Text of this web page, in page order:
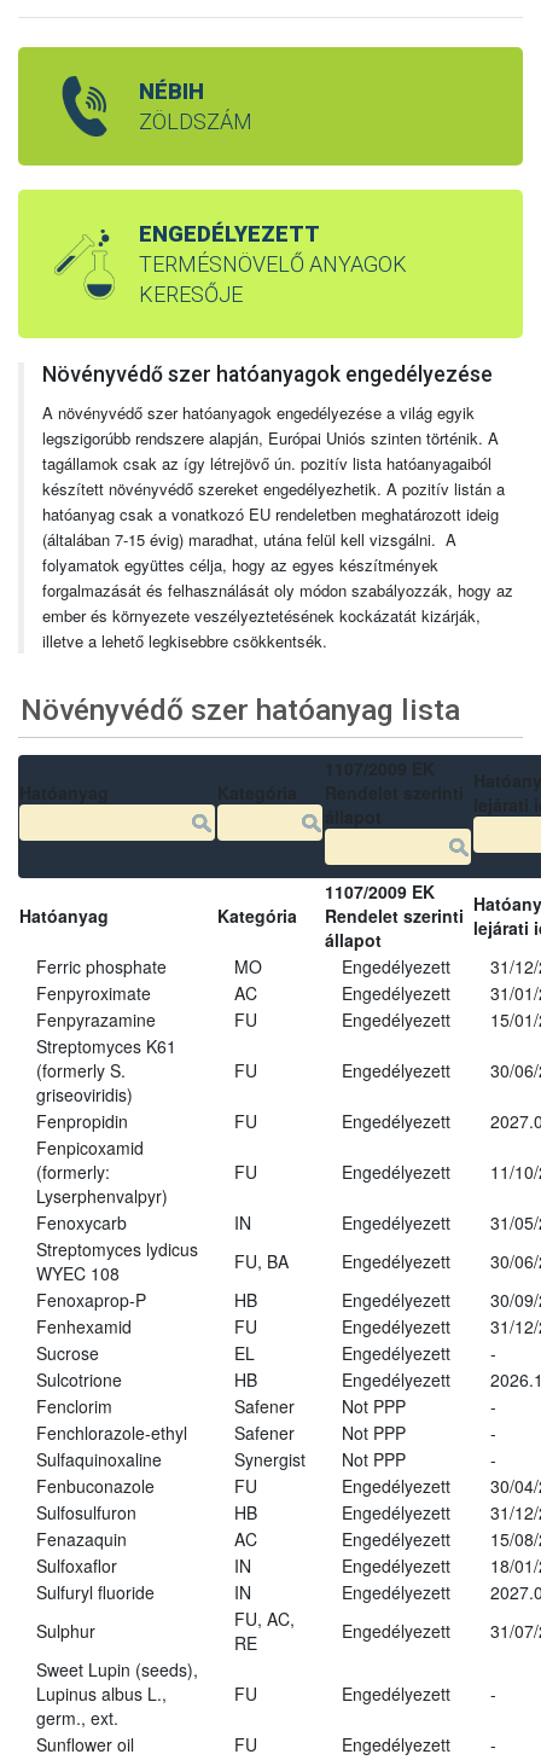
NÉBIH
ZÖLDSZÁM
ENGEDÉLYEZETT
TERMÉSNÖVELŐ ANYAGOK
KERESŐJE
Növényvédő szer hatóanyagok engedélyezése
A növényvédő szer hatóanyagok engedélyezése a világ egyik
legszigorúbb rendszere alapján, Európai Uniós szinten történik. A
tagállamok csak az így létrejövő ún. pozitív lista hatóanyagaiból
készített növényvédő szereket engedélyezhetik. A pozitív listán a
hatóanyag csak a vonatkozó EU rendeletben meghatározott ideig
(általában 7-15 évig) maradhat, utána felül kell vizsgálni. A
folyamatok együttes célja, hogy az egyes készítmények
forgalmazását és felhasználását oly módon szabályozzák, hogy az
ember és környezete veszélyeztetésének kockázatát kizárják,
illetve a lehető legkisebbre csökkentsék.
Növényvédő szer hatóanyag lista
Hatóanyag Kategória
1107/2009 EK
Rendelet szerinti
állapot
lejárati
Ferric phosphate
MO Engedélyezett
31/
Fenpyroximate
AC Engedélyezett
31/
Fenpyrazamine
FU Engedélyezett
15/
Streptomyces K61
(formerly S.
griseoviridis)
FU Engedélyezett 30/
Fenpropidin FU Engedélyezett
Fenpicoxamid
(formerly:
Lyserphenvalpyr)
FU Engedélyezett 11/
Fenoxycarb IN Engedélyezett
31/
Streptomyces lydicus
WYEC 108
FU, BA Engedélyezett
30/
Fenoxaprop-P
HB Engedélyezett
30/
Fenhexamid
FU Engedélyezett
31/
Sucrose
EL Engedélyezett
-
Sulcotrione
HB Engedélyezett
Fenclorim
Safener Not PPP
-
Fenchlorazole-ethyl
Safener Not PPP
-
Sulfaquinoxaline
Synergist Not PPP
-
Fenbuconazole
FU Engedélyezett
30/
Sulfosulfuron
HB Engedélyezett
31/
Fenazaquin
AC Engedélyezett
15/
Sulfoxaflor
IN Engedélyezett
18/
Sulfuryl fluoride
IN Engedélyezett
Sulphur
FU, AC,
RE
Engedélyezett
31/
Sweet Lupin (seeds),
Lupinus albus L.,
germ., ext.
FU Engedélyezett -
Sunflower oil FU Engedélyezett
-